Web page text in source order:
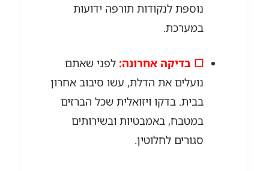
נוספת לנקודות תורפה ידועות
במערכת.
☐ בדיקה אחרונה: לפני שאתם
נועלים את הדלת, עשו סיבוב אחרון
בבית. בדקו ויזואלית שכל הברזים
במטבח, באמבטיות ובשירותים
סגורים לחלוטין.